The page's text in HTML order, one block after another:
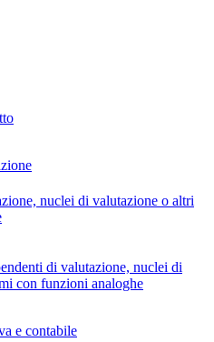
nuclei di valutazione o altri
di valutazione, nuclei di
con funzioni analoghe
e contabile